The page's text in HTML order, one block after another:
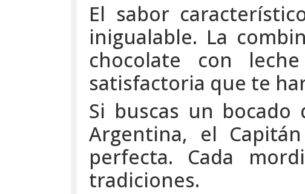
El sabor
inigualable. La
chocolate con
satisfactoria que te
Si buscas un
Argentina, el
perfecta. Cada
tradiciones.